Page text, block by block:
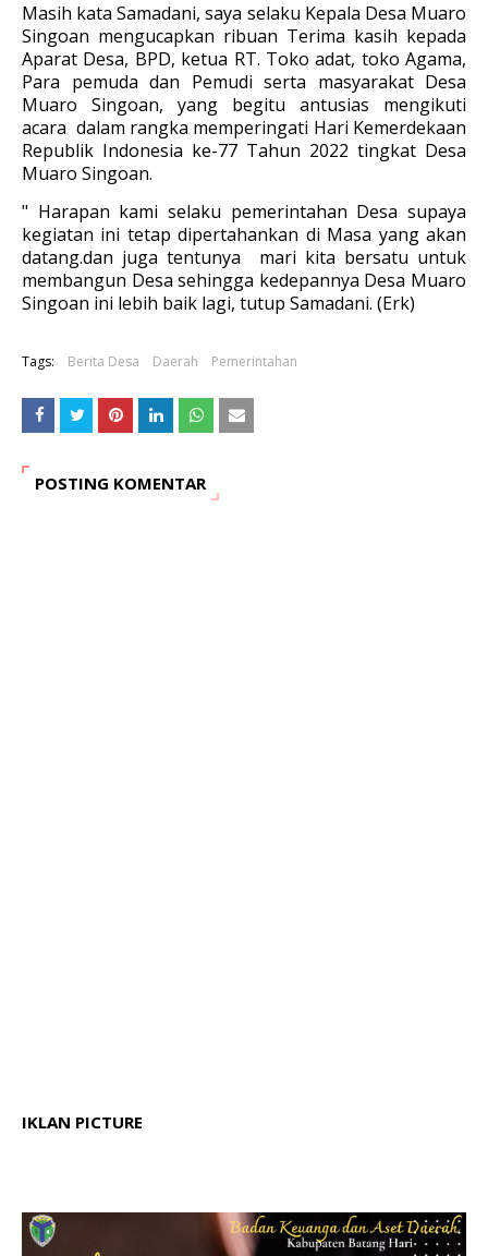
Masih kata Samadani, saya selaku Kepala Desa Muaro
Singoan mengucapkan ribuan Terima kasih kepada
Aparat Desa, BPD, ketua RT. Toko adat, toko Agama,
Para pemuda dan Pemudi serta masyarakat Desa
Muaro Singoan, yang begitu antusias mengikuti
acara dalam rangka memperingati Hari Kemerdekaan
Republik Indonesia ke-77 Tahun 2022 tingkat Desa
Muaro Singoan.
" Harapan kami selaku pemerintahan Desa supaya
kegiatan ini tetap dipertahankan di Masa yang akan
datang.dan juga tentunya mari kita bersatu untuk
membangun Desa sehingga kedepannya Desa Muaro
Singoan ini lebih baik lagi, tutup Samadani. (Erk)
Tags: Berita Desa Daerah Pemerintahan
POSTING KOMENTAR
IKLAN PICTURE